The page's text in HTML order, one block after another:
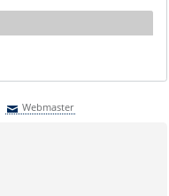
Webmaster